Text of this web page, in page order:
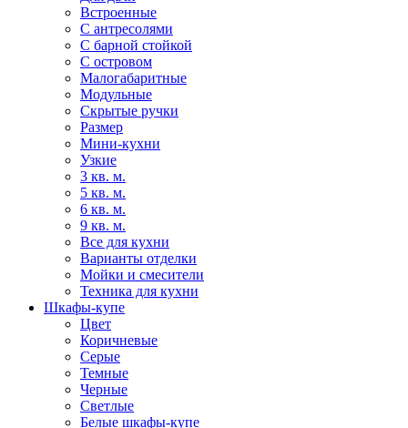
Встроенные
С антресолями
С барной стойкой
С островом
Малогабаритные
Модульные
Скрытые ручки
Размер
Мини-кухни
Узкие
3 кв. м.
5 кв. м.
6 кв. м.
9 кв. м.
Все для кухни
Варианты отделки
Мойки и смесители
Техника для кухни
Шкафы-купе
Цвет
Коричневые
Серые
Темные
Черные
Светлые
Белые шкафы-купе